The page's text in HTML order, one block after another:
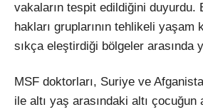
vakaların tespit edildiğini duyurdu.
hakları gruplarının tehlikeli yaşam
sıkça eleştirdiği bölgeler arasında
MSF doktorları, Suriye ve
ile altı yaş arasındaki altı